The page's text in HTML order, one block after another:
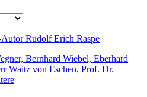
Bernhard Wiebel, Eberhard
Waitz von Eschen, Prof. Dr.